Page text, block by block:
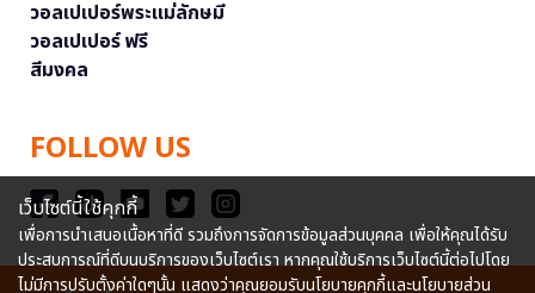
วอลเปเปอร์พระแม่ลักษมี
วอลเปเปอร์ ฟรี
สีมงคล
FOLLOW US
เว็บไซต์นี้ใช้คุกกี้
เพื่อการนำเสนอเนื้อหาที่ดี รวมถึงการจัดการข้อมูลส่วนบุคคล เพื่อให้คุณได้รับ
ประสบการณ์ที่ดีบนบริการของเว็บไซต์เรา หากคุณใช้บริการเว็บไซต์นี้ต่อไปโดย
ไม่มีการปรับตั้งค่าใดๆนั้น แสดงว่าคุณยอมรับนโยบายคุกกี้และนโยบายส่วน